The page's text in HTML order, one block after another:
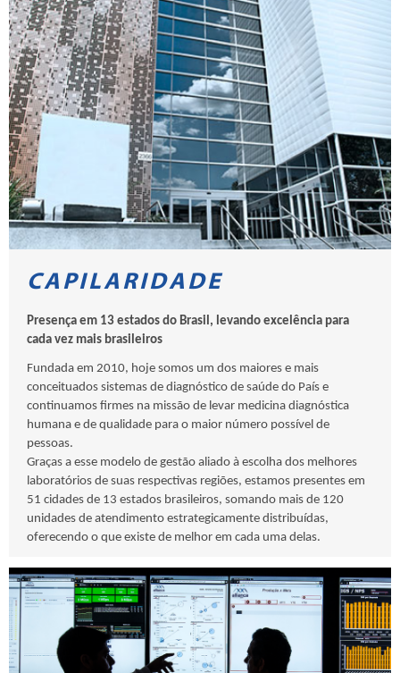
CAPILARIDADE
Presença em 13 estados do Brasil, levando excelência para
cada vez mais brasileiros
Fundada em 2010, hoje somos um dos maiores e mais
conceituados sistemas de diagnóstico de saúde do País e
continuamos firmes na missão de levar medicina diagnóstica
humana e de qualidade para o maior número possível de
pessoas.
Graças a esse modelo de gestão aliado à escolha dos melhores
laboratórios de suas respectivas regiões, estamos presentes em
51 cidades de 13 estados brasileiros, somando mais de 120
unidades de atendimento estrategicamente distribuídas,
oferecendo o que existe de melhor em cada uma delas.